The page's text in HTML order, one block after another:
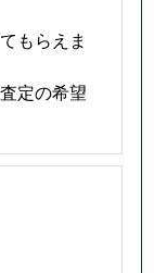
もらえま
定の希望